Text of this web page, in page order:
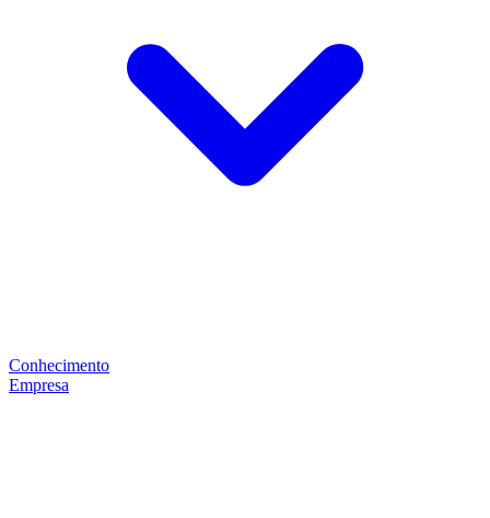
Conhecimento
Empresa